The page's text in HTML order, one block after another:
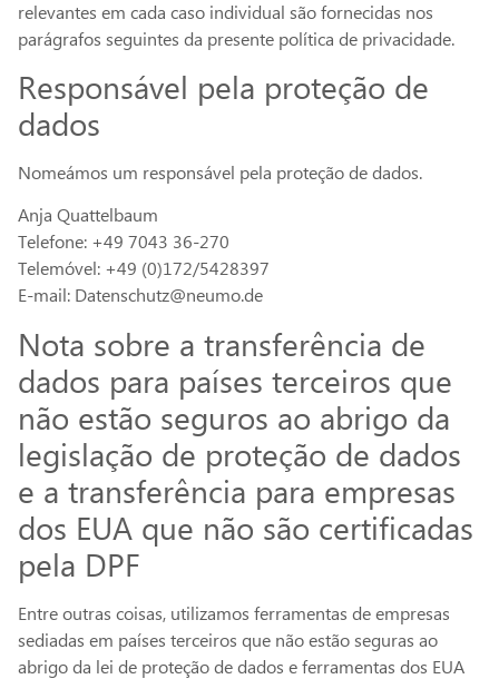
relevantes em cada caso individual são fornecidas nos
parágrafos seguintes da presente política de privacidade.
Responsável pela proteção de
dados
Nomeámos um responsável pela proteção de dados.
Anja Quattelbaum
Telefone: +49 7043 36-270
Telemóvel: +49 (0)172/5428397
E-mail: Datenschutz@neumo.de
Nota sobre a transferência de
dados para países terceiros que
não estão seguros ao abrigo da
legislação de proteção de dados
e a transferência para empresas
dos EUA que não são certificadas
pela DPF
Entre outras coisas, utilizamos ferramentas de empresas
sediadas em países terceiros que não estão seguras ao
abrigo da lei de proteção de dados e ferramentas dos EUA